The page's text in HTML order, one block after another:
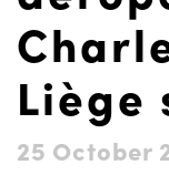
La SOWAER
Actions et
Liège
25 October